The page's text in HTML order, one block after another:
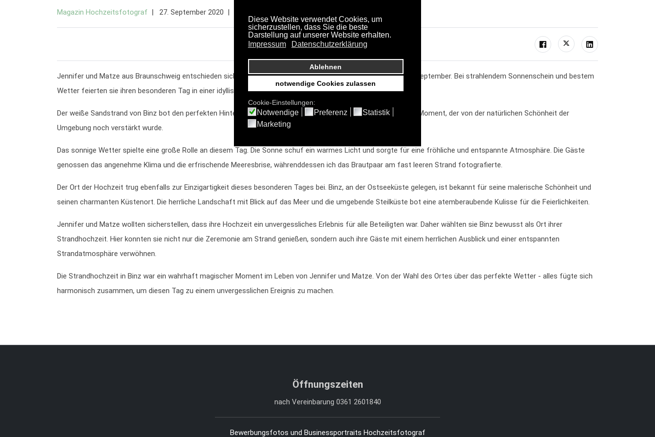
Magazin Hochzeitsfotograf 27. September 2020
Jennifer und Matze aus Braunschweig entschieden sich für eine unvergessliche Strandhochzeit in Binz Anfang September. Bei strahlendem Sonnenschein und bestem
Wetter feierten sie ihren besonderen Tag in einer idyllischen Kulisse.
Der weiße Sandstrand von Binz bot den perfekten Hintergrund für ihre schöne Zeremonie. Es war ein magischer Moment, der von der natürlichen Schönheit der
Umgebung noch verstärkt wurde.
Das sonnige Wetter spielte eine große Rolle an diesem Tag. Die Sonne schuf ein warmes Licht und sorgte für eine fröhliche und entspannte Atmosphäre. Die Gäste
genossen das angenehme Klima und die erfrischende Meeresbrise, währenddessen ich das Brautpaar am fast leeren Strand fotografierte.
Der Ort der Hochzeit trug ebenfalls zur Einzigartigkeit dieses besonderen Tages bei. Binz, an der Ostseeküste gelegen, ist bekannt für seine malerische Schönheit und
seinen charmanten Küstenort. Die herrliche Landschaft mit Blick auf das Meer und die umgebende Steilküste bot eine atemberaubende Kulisse für die Feierlichkeiten.
Jennifer und Matze wollten sicherstellen, dass ihre Hochzeit ein unvergessliches Erlebnis für alle Beteiligten war. Daher wählten sie Binz bewusst als Ort ihrer
Strandhochzeit. Hier konnten sie nicht nur die Zeremonie am Strand genießen, sondern auch ihre Gäste mit einem herrlichen Ausblick und einer entspannten
Strandatmosphäre verwöhnen.
Die Strandhochzeit in Binz war ein wahrhaft magischer Moment im Leben von Jennifer und Matze. Von der Wahl des Ortes über das perfekte Wetter - alles fügte sich
harmonisch zusammen, um diesen Tag zu einem unvergesslichen Ereignis zu machen.
Öffnungszeiten
nach Vereinbarung 0361 2601840
Bewerbungsfotos und Businessportraits Hochzeitsfotograf